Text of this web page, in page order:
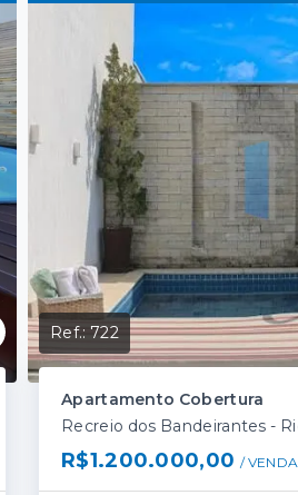
Ref.:722
Apartamento Cobertura
R$1.200.000,00 / VENDA